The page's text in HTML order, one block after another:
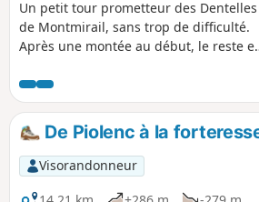
Un petit tour prometteur des Dentelles
de Montmirail, sans trop de difficulté.
Après une montée au début, le reste
commentaires, je tiens à préciser qu'il
s'agit d'une randonnée, et pas d'une
petite promenade familiale de tout âge.
c'est escarpé, rocheux, on est au
sommet. Sinon rester sur la DFCI en bas
et monter juste au Rocher du Midi.
De Piolenc à la
Visorandonneur